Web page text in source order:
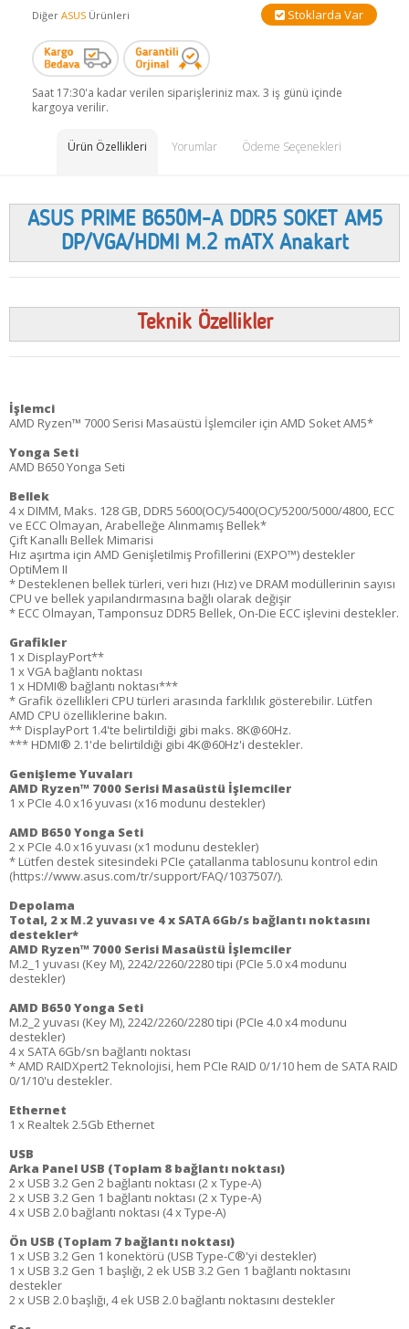
Diğer ASUS Ürünleri Stoklarda Var
Saat 17:30'a kadar verilen siparişleriniz max. 3 iş günü içinde
kargoya verilir.
Ürün Özellikleri Yorumlar Ödeme Seçenekleri
ASUS PRIME B650M-A DDR5 SOKET AM5
DP/VGA/HDMI M.2 mATX Anakart
Teknik Özellikler
İşlemci
AMD Ryzen™ 7000 Serisi Masaüstü İşlemciler için AMD Soket AM5*
Yonga Seti
AMD B650 Yonga Seti
Bellek
4 x DIMM, Maks. 128 GB, DDR5 5600(OC)/5400(OC)/5200/5000/4800, ECC
ve ECC Olmayan, Arabelleğe Alınmamış Bellek*
Çift Kanallı Bellek Mimarisi
Hız aşırtma için AMD Genişletilmiş Profillerini (EXPO™) destekler
OptiMem II
* Desteklenen bellek türleri, veri hızı (Hız) ve DRAM modüllerinin sayısı
CPU ve bellek yapılandırmasına bağlı olarak değişir
* ECC Olmayan, Tamponsuz DDR5 Bellek, On-Die ECC işlevini destekler.
Grafikler
1 x DisplayPort**
1 x VGA bağlantı noktası
1 x HDMI® bağlantı noktası***
* Grafik özellikleri CPU türleri arasında farklılık gösterebilir. Lütfen
AMD CPU özelliklerine bakın.
** DisplayPort 1.4'te belirtildiği gibi maks. 8K@60Hz.
*** HDMI® 2.1'de belirtildiği gibi 4K@60Hz'i destekler.
Genişleme Yuvaları
AMD Ryzen™ 7000 Serisi Masaüstü İşlemciler
1 x PCIe 4.0 x16 yuvası (x16 modunu destekler)
AMD B650 Yonga Seti
2 x PCIe 4.0 x16 yuvası (x1 modunu destekler)
* Lütfen destek sitesindeki PCIe çatallanma tablosunu kontrol edin
(https://www.asus.com/tr/support/FAQ/1037507/).
Depolama
Total, 2 x M.2 yuvası ve 4 x SATA 6Gb/s bağlantı noktasını
destekler*
AMD Ryzen™ 7000 Serisi Masaüstü İşlemciler
M.2_1 yuvası (Key M), 2242/2260/2280 tipi (PCIe 5.0 x4 modunu
destekler)
AMD B650 Yonga Seti
M.2_2 yuvası (Key M), 2242/2260/2280 tipi (PCIe 4.0 x4 modunu
destekler)
4 x SATA 6Gb/sn bağlantı noktası
* AMD RAIDXpert2 Teknolojisi, hem PCIe RAID 0/1/10 hem de SATA RAID
0/1/10'u destekler.
Ethernet
1 x Realtek 2.5Gb Ethernet
USB
Arka Panel USB (Toplam 8 bağlantı noktası)
2 x USB 3.2 Gen 2 bağlantı noktası (2 x Type-A)
2 x USB 3.2 Gen 1 bağlantı noktası (2 x Type-A)
4 x USB 2.0 bağlantı noktası (4 x Type-A)
Ön USB (Toplam 7 bağlantı noktası)
1 x USB 3.2 Gen 1 konektörü (USB Type-C®'yi destekler)
1 x USB 3.2 Gen 1 başlığı, 2 ek USB 3.2 Gen 1 bağlantı noktasını
destekler
2 x USB 2.0 başlığı, 4 ek USB 2.0 bağlantı noktasını destekler